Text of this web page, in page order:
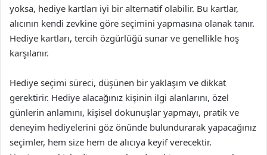
yoksa, hediye kartları iyi bir alternatif olabilir. Bu kartlar,
alıcının kendi zevkine göre seçimini yapmasına olanak tanır.
Hediye kartları, tercih özgürlüğü sunar ve genellikle hoş
karşılanır.
Hediye seçimi süreci, düşünen bir yaklaşım ve dikkat
gerektirir. Hediye alacağınız kişinin ilgi alanlarını, özel
günlerin anlamını, kişisel dokunuşlar yapmayı, pratik ve
deneyim hediyelerini göz önünde bulundurarak yapacağınız
seçimler, hem size hem de alıcıya keyif verecektir.